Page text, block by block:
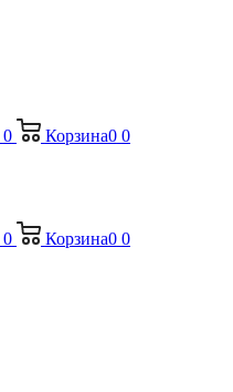
0 Корзина0 0
0 Корзина0 0